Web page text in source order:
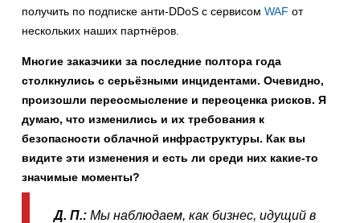
получить по подписке анти-DDoS с сервисом WAF от
нескольких наших партнёров.
Многие заказчики за последние полтора года
столкнулись с серьёзными инцидентами. Очевидно,
произошли переосмысление и переоценка рисков. Я
думаю, что изменились и их требования к
безопасности облачной инфраструктуры. Как вы
видите эти изменения и есть ли среди них какие-то
значимые моменты?
Д. П.: Мы наблюдаем, как бизнес, идущий в